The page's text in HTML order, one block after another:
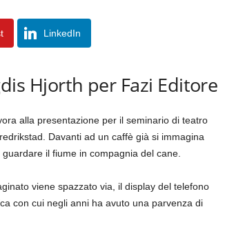
LinkedIn
Hjorth per Fazi Editore
alla presentazione per il seminario di teatro
Davanti ad un caffè già si immagina
il fiume in compagnia del cane.
viene spazzato via, il display del telefono
con cui negli anni ha avuto una parvenza di